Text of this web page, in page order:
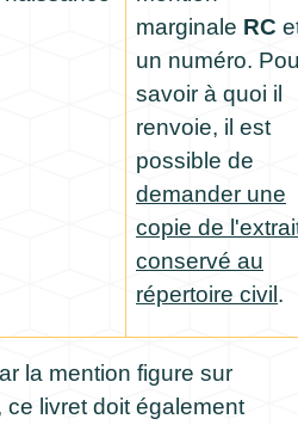
marginale RC
un numéro.
savoir à quoi il
renvoie, il est
possible de
demander une
copie de
conservé au
répertoire civil.
la mention figure sur
ce livret doit également